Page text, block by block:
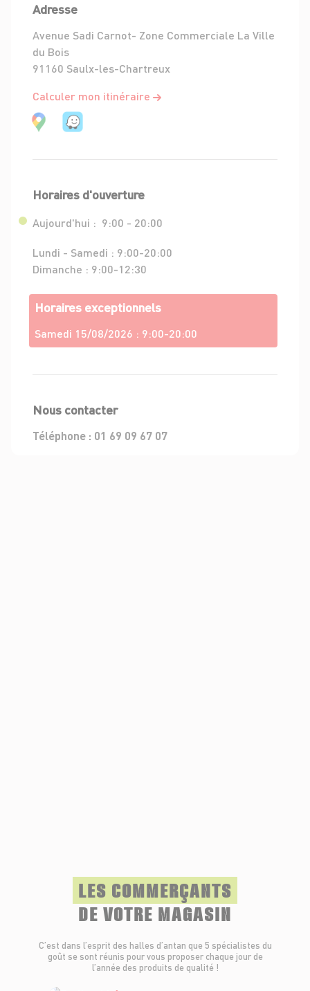
Adresse
Avenue Sadi Carnot- Zone Commerciale La Ville
du Bois
91160 Saulx-les-Chartreux
Calculer mon itinéraire
Horaires d'ouverture
Aujourd'hui : 9:00 - 20:00
Lundi - Samedi : 9:00-20:00
Dimanche : 9:00-12:30
Horaires exceptionnels
Samedi 15/08/2026 : 9:00-20:00
Nous contacter
Téléphone : 01 69 09 67 07
LES COMMERÇANTS
DE VOTRE MAGASIN
C’est dans l’esprit des halles d’antan que 5 spécialistes du
goût se sont réunis pour vous proposer chaque jour de
l’année des produits de qualité !